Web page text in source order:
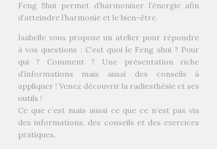
Feng Shui permet d’harmoniser l’énergie afin
d’atteindre l’harmonie et le bien-être.
Isabelle vous propose un atelier pour répondre
à vos questions : C’est quoi le Feng shui ? Pour
qui ? Comment ? Une présentation riche
d’informations mais aussi des conseils à
appliquer ! Venez découvrir la radiesthésie et ses
outils !
Ce que c’est mais aussi ce que ce n’est pas via
des informations, des conseils et des exercices
pratiques.